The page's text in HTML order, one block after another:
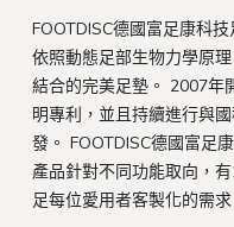
FOOTDISC德國富足康科
依照動態足部生物力學原
結合的完美足墊。 2007年
明專利，並且持續進行與
發。 FOOTDISC德國富足
產品針對不同功能取向，
足每位愛用者客製化的需求